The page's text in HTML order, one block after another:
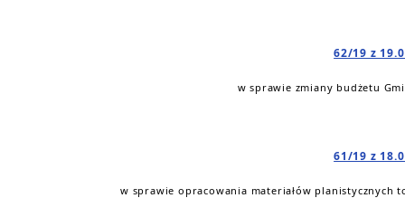
62/19 z
w sprawie zmiany budżetu
61/19 z
w sprawie opracowania materiałów planistycznych